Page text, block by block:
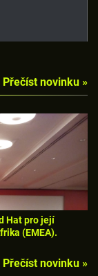
Přečíst novinku »
Hat pro její
(EMEA).
Přečíst novinku »